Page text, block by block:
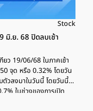
Stock
มิ.ย. 68 ปิดลบเช้า
ว 19/06/68 ในภาคเช้า
จุด หรือ 0.32% โดยวัน
ตัวลงมาในวันนี้ โดยวันนี้
ในช่วงของการเปิด